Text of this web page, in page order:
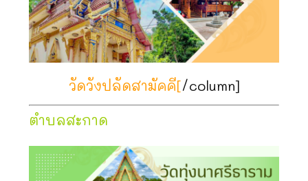
วัดวังปลัดสามัคคี[/column]
ตำบลสะกาด